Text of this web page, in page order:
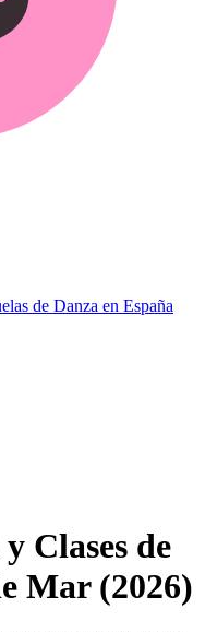
de Danza en España
Clases de
Mar (2026)